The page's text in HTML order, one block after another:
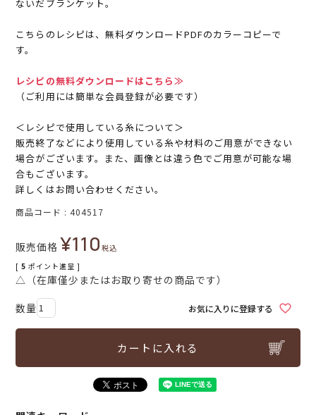
ないだブランケット。
こちらのレシピは、無料ダウンロードPDFのカラーコピーで
す。
レシピの無料ダウンロードはこちら≫
（ご利用には簡単な会員登録が必要です）
＜レシピで使用している糸について＞
販売終了などにより使用している糸や材料のご用意ができない
場合がございます。また、画像とは違う色でご用意が可能な場
合もございます。
詳しくはお問い合わせください。
商品コード 404517
販売価格 ¥110税込
[ 5 ポイント進呈 ]
△（在庫僅少またはお取り寄せの商品です）
お気に入りに登録する
カートに入れる